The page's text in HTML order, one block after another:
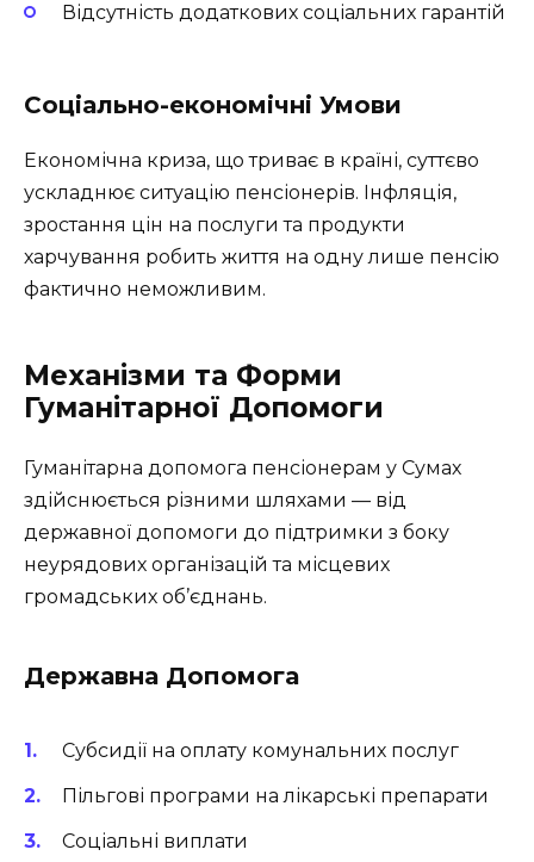
Відсутність додаткових соціальних гарантій
Соціально-економічні Умови
Економічна криза, що триває в країні, суттєво
ускладнює ситуацію пенсіонерів. Інфляція,
зростання цін на послуги та продукти
харчування робить життя на одну лише пенсію
фактично неможливим.
Механізми та Форми
Гуманітарної Допомоги
Гуманітарна допомога пенсіонерам у Сумах
здійснюється різними шляхами — від
державної допомоги до підтримки з боку
неурядових організацій та місцевих
громадських об’єднань.
Державна Допомога
Субсидії на оплату комунальних послуг
Пільгові програми на лікарські препарати
Соціальні виплати